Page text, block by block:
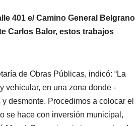
401 e/ Camino General Belgrano
Carlos Balor, estos trabajos
de Obras Públicas, indicó: “La
vehicular, en una zona donde -
desmonte. Procedimos a colocar el
se hace con inversión municipal,